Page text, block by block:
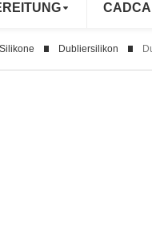
Silikone Dubliersilikon